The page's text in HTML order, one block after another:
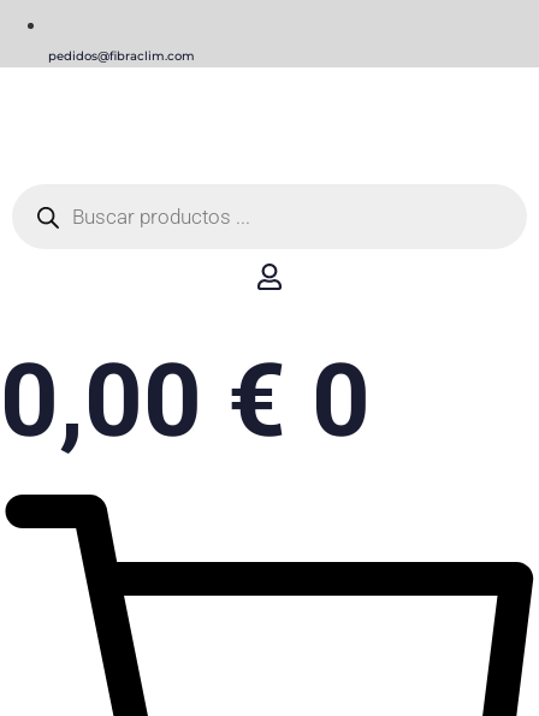
pedidos@fibraclim.com
productos
0,00 € 0